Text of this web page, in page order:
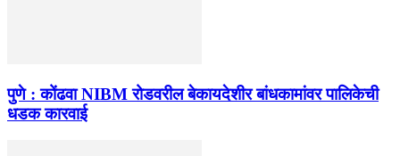
पुणे : कोंढवा NIBM रोडवरील बेकायदेशीर बांधकामांवर पालिकेची
धडक कारवाई